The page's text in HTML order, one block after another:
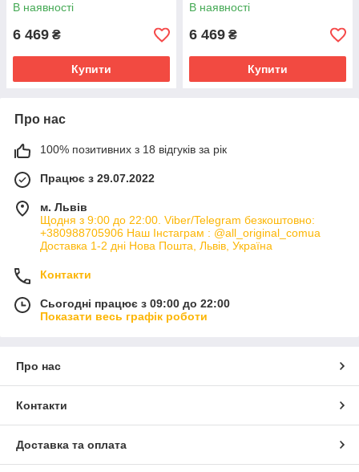
В наявності
6 469 ₴
Купити
В наявності
6 469 ₴
Купити
Про нас
100% позитивних з 18 відгуків за рік
Працює з 29.07.2022
м. Львів
Щодня з 9:00 до 22:00. Viber/Telegram безкоштовно:
+380988705906 Наш Інстаграм : @all_original_comua
Доставка 1-2 дні Нова Пошта, Львів, Україна
Контакти
Сьогодні працює з 09:00 до 22:00
Показати весь графік роботи
Про нас
Контакти
Доставка та оплата